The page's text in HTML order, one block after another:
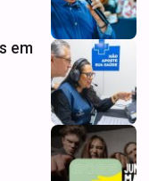
em